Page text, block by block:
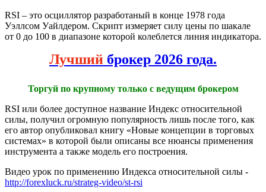
RSI – это осциллятор разработаный в конце 1978 года
Уэллсом Уайлдером. Скрипт измеряет силу цены по шакале
от 0 до 100 в диапазоне которой колеблется линия индикатора.
Лучший брокер 2026 года.
Торгуй по крупному только с ведущим брокером
RSI или более доступное название Индекс относительной
силы, получил огромную популярность лишь после того, как
его автор опубликовал книгу «Новые концепции в торговых
системах» в которой были описаны все нюансы применения
инструмента а также модель его построения.
Видео урок по применению Индекса относительной силы -
http://forexluck.ru/strateg-video/st-rsi